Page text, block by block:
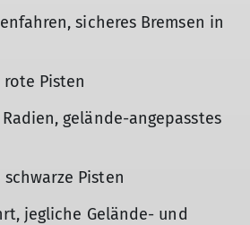
sicheres Bremsen in
Pisten
gelände-angepasstes
Pisten
jegliche Gelände- und